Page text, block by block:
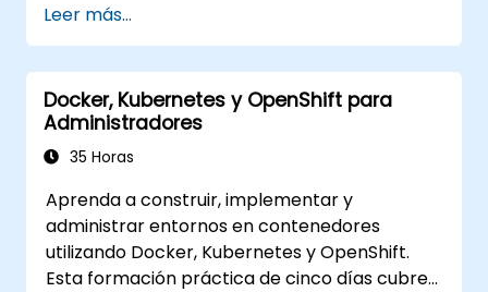
en contenedores (Docker) en Azure.
Migrar un entorno existente de
Kubernetes desde instalaciones locales a
la nube de AKS.
Integrar Kubernetes con software de
integración continua (CI) de terceros.
recuperación ante desastres en
Kubernetes.
Leer más...
Docker, Kubernetes y OpenShift para
Administradores
35 Horas
Aprenda a construir, implementar y
administrar entornos en contenedores
utilizando Docker, Kubernetes y OpenShift.
Esta formación práctica de cinco días cubre